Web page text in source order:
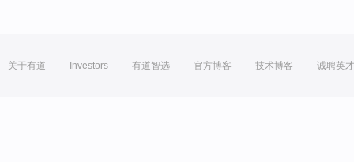
关于有道 Investors 有道智选 官方博客 技术博客 诚聘英才